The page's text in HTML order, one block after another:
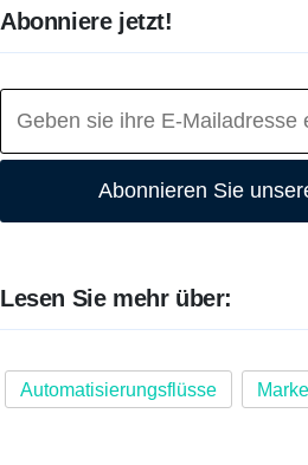
Abonniere jetzt!
Abonnieren Sie
Lesen Sie mehr über:
Automatisierungsflüsse